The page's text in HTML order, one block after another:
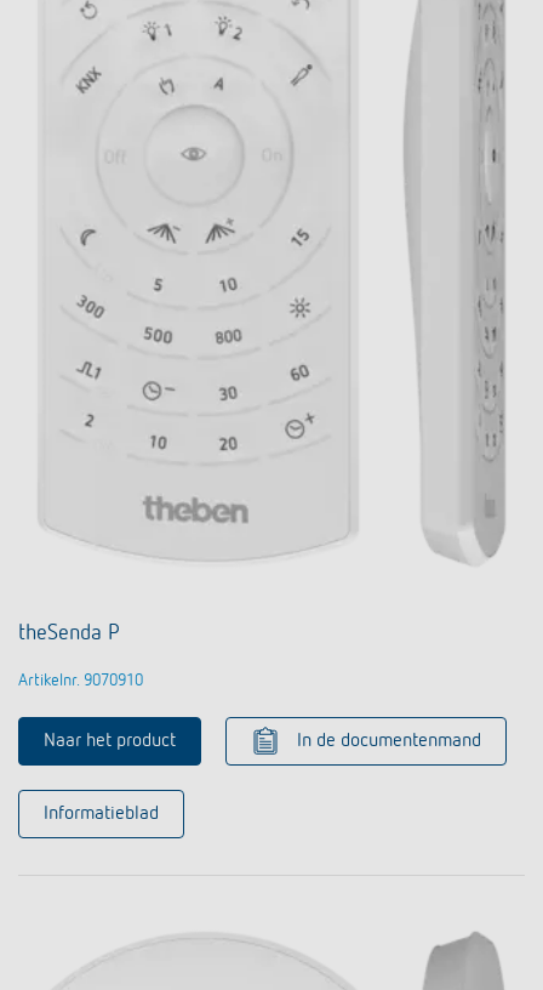
theSenda P
Artikelnr. 9070910
Naar het product In de documentenmand
Informatieblad